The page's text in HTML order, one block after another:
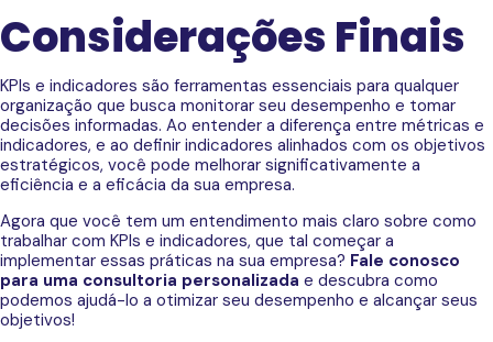
Considerações Finais
KPIs e indicadores são ferramentas essenciais para qualquer
organização que busca monitorar seu desempenho e tomar
decisões informadas. Ao entender a diferença entre métricas e
indicadores, e ao definir indicadores alinhados com os objetivos
estratégicos, você pode melhorar significativamente a
eficiência e a eficácia da sua empresa.
Agora que você tem um entendimento mais claro sobre como
trabalhar com KPIs e indicadores, que tal começar a
implementar essas práticas na sua empresa? Fale conosco
para uma consultoria personalizada e descubra como
podemos ajudá-lo a otimizar seu desempenho e alcançar seus
objetivos!